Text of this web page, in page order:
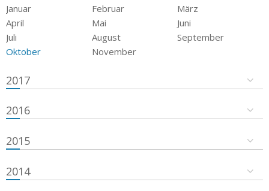
Januar Februar
März
April
Mai
Juni
Juli
August
September
Oktober
November
2017
2016
2015
2014